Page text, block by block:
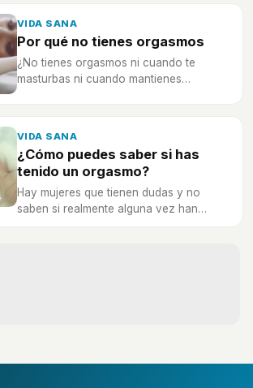
VIDA SANA
Por qué no tienes orgasmos
¿No tienes orgasmos ni cuando te
masturbas ni cuando mantienes
VIDA SANA
¿Cómo puedes saber si has
tenido un orgasmo?
Hay mujeres que tienen dudas y no
saben si realmente alguna vez han